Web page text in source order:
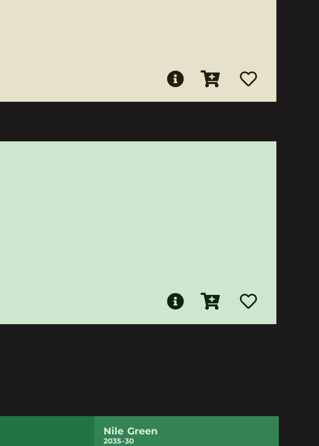
Nile Green
2035-30